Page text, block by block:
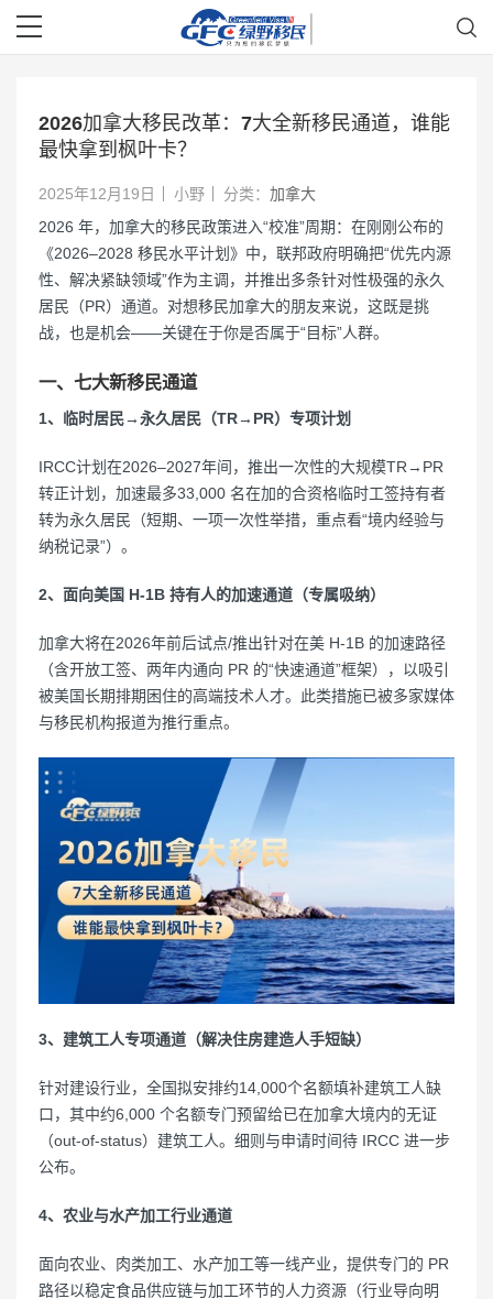
2026加拿大移民改革：7大全新移民通道，谁能
最快拿到枫叶卡？
2025年12月19日 小野 分类： 加拿大
2026 年，加拿大的移民政策进入“校准”周期：在刚刚公布的
《2026–2028 移民水平计划》中，联邦政府明确把“优先内源
性、解决紧缺领域”作为主调，并推出多条针对性极强的永久
居民（PR）通道。对想移民加拿大的朋友来说，这既是挑
战，也是机会——关键在于你是否属于“目标”人群。
一、七大新移民通道
1、临时居民→永久居民（TR→PR）专项计划
IRCC计划在2026–2027年间，推出一次性的大规模TR→PR
转正计划，加速最多33,000 名在加的合资格临时工签持有者
转为永久居民（短期、一项一次性举措，重点看“境内经验与
纳税记录”）。
2、面向美国 H-1B 持有人的加速通道（专属吸纳）
加拿大将在2026年前后试点/推出针对在美 H-1B 的加速路径
（含开放工签、两年内通向 PR 的“快速通道”框架），以吸引
被美国长期排期困住的高端技术人才。此类措施已被多家媒体
与移民机构报道为推行重点。
3、建筑工人专项通道（解决住房建造人手短缺）
针对建设行业，全国拟安排约14,000个名额填补建筑工人缺
口，其中约6,000 个名额专门预留给已在加拿大境内的无证
（out-of-status）建筑工人。细则与申请时间待 IRCC 进一步
公布。
4、农业与水产加工行业通道
面向农业、肉类加工、水产加工等一线产业，提供专门的 PR
路径以稳定食品供应链与加工环节的人力资源（行业导向明